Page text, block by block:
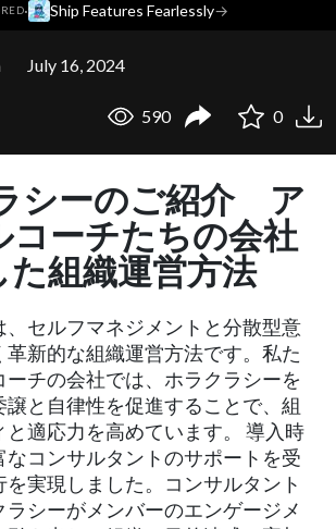
· Ship Features Fearlessly→
July 16, 2024
590 0
シーのご紹介 ア
コーチたちの会社
た組織運営方法
、セルフマネジメントと分散型意
革新的な組織運営方法です。私た
ーチの会社では、ホラクラシーを
譲と自律性を促進することで、組
と適応力を高めています。 導入時
なコンサルタントのサポートを受
を実現しました。コンサルタント
シーがメンバーのエンゲージメ